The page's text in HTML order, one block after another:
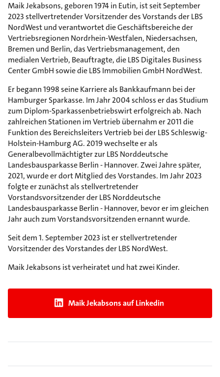
Maik Jekabsons, geboren 1974 in Eutin, ist seit September
2023 stellvertretender Vorsitzender des Vorstands der LBS
NordWest und verantwortet die Geschäftsbereiche der
Vertriebsregionen Nordrhein-Westfalen, Niedersachsen,
Bremen und Berlin, das Vertriebsmanagement, den
medialen Vertrieb, Beauftragte, die LBS Digitales Business
Center GmbH sowie die LBS Immobilien GmbH NordWest.
Er begann 1998 seine Karriere als Bankkaufmann bei der
Hamburger Sparkasse. Im Jahr 2004 schloss er das Studium
zum Diplom-Sparkassenbetriebswirt erfolgreich ab. Nach
zahlreichen Stationen im Vertrieb übernahm er 2011 die
Funktion des Bereichsleiters Vertrieb bei der LBS Schleswig-
Holstein-Hamburg AG. 2019 wechselte er als
Generalbevollmächtigter zur LBS Norddeutsche
Landesbausparkasse Berlin - Hannover. Zwei Jahre später,
2021, wurde er dort Mitglied des Vorstandes. Im Jahr 2023
folgte er zunächst als stellvertretender
Vorstandsvorsitzender der LBS Norddeutsche
Landesbausparkasse Berlin - Hannover, bevor er im gleichen
Jahr auch zum Vorstandsvorsitzenden ernannt wurde.
Seit dem 1. September 2023 ist er stellvertretender
Vorsitzender des Vorstandes der LBS NordWest.
Maik Jekabsons ist verheiratet und hat zwei Kinder.
Maik Jekabsons auf Linkedin